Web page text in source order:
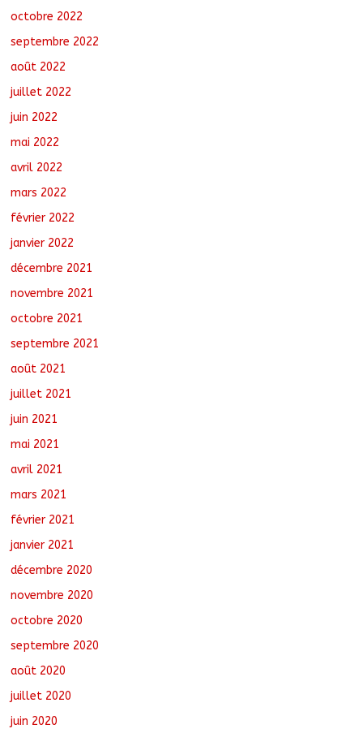
octobre 2022
septembre 2022
août 2022
juillet 2022
juin 2022
mai 2022
avril 2022
mars 2022
février 2022
janvier 2022
décembre 2021
novembre 2021
octobre 2021
septembre 2021
août 2021
juillet 2021
juin 2021
mai 2021
avril 2021
mars 2021
février 2021
janvier 2021
décembre 2020
novembre 2020
octobre 2020
septembre 2020
août 2020
juillet 2020
juin 2020